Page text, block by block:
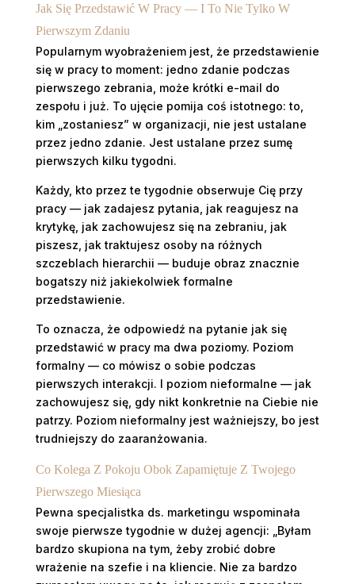
Jak Się Przedstawić W Pracy — I To Nie Tylko W
Pierwszym Zdaniu
Popularnym wyobrażeniem jest, że przedstawienie
się w pracy to moment: jedno zdanie podczas
pierwszego zebrania, może krótki e-mail do
zespołu i już. To ujęcie pomija coś istotnego: to,
kim „zostaniesz” w organizacji, nie jest ustalane
przez jedno zdanie. Jest ustalane przez sumę
pierwszych kilku tygodni.
Każdy, kto przez te tygodnie obserwuje Cię przy
pracy — jak zadajesz pytania, jak reagujesz na
krytykę, jak zachowujesz się na zebraniu, jak
piszesz, jak traktujesz osoby na różnych
szczeblach hierarchii — buduje obraz znacznie
bogatszy niż jakiekolwiek formalne
przedstawienie.
To oznacza, że odpowiedź na pytanie jak się
przedstawić w pracy ma dwa poziomy. Poziom
formalny — co mówisz o sobie podczas
pierwszych interakcji. I poziom nieformalne — jak
zachowujesz się, gdy nikt konkretnie na Ciebie nie
patrzy. Poziom nieformalny jest ważniejszy, bo jest
trudniejszy do zaaranżowania.
Co Kolega Z Pokoju Obok Zapamiętuje Z Twojego
Pierwszego Miesiąca
Pewna specjalistka ds. marketingu wspominała
swoje pierwsze tygodnie w dużej agencji: „Byłam
bardzo skupiona na tym, żeby zrobić dobre
wrażenie na szefie i na kliencie. Nie za bardzo